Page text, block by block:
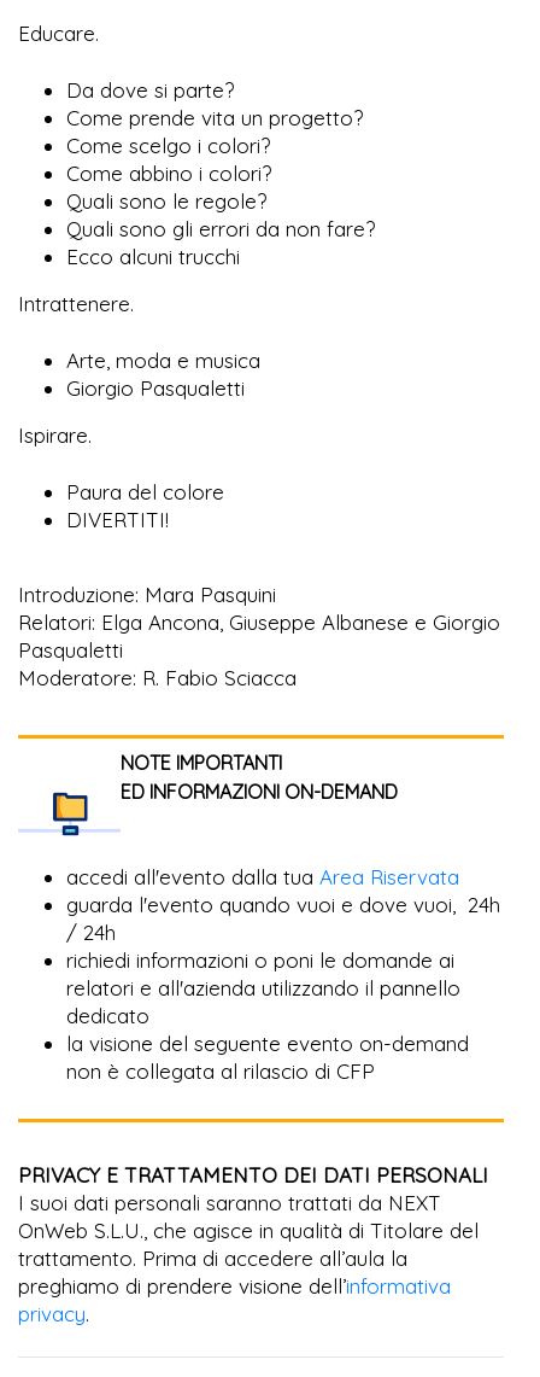
Educare.
Da dove si parte?
Come prende vita un progetto?
Come scelgo i colori?
Come abbino i colori?
Quali sono le regole?
Quali sono gli errori da non fare?
Ecco alcuni trucchi
Intrattenere.
Arte, moda e musica
Giorgio Pasqualetti
Ispirare.
Paura del colore
DIVERTITI!
Introduzione: Mara Pasquini
Relatori: Elga Ancona, Giuseppe Albanese e Giorgio
Pasqualetti
Moderatore: R. Fabio Sciacca
NOTE IMPORTANTI
ED INFORMAZIONI ON-DEMAND
accedi all'evento dalla tua Area Riservata
guarda l'evento quando vuoi e dove vuoi, 24h
/ 24h
richiedi informazioni o poni le domande ai
relatori e all'azienda utilizzando il pannello
dedicato
la visione del seguente evento on-demand
non è collegata al rilascio di CFP
PRIVACY E TRATTAMENTO DEI DATI PERSONALI
I suoi dati personali saranno trattati da NEXT
OnWeb S.L.U., che agisce in qualità di Titolare del
trattamento. Prima di accedere all’aula la
preghiamo di prendere visione dell’informativa
privacy.